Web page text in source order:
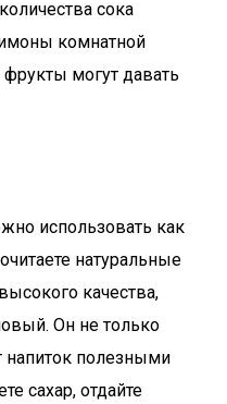
сока
комнатной
могут давать
использовать как
натуральные
качества,
Он не только
напиток полезными
сахар, отдайте